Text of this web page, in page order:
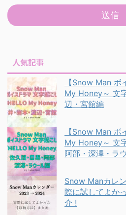
人気記事
【Snow Man
My Honey～ 文
辺・宮舘編
【Snow Man
My Honey～ 文
阿部・深澤・ラ
Snow Manカレ
際に試してよか
介 !